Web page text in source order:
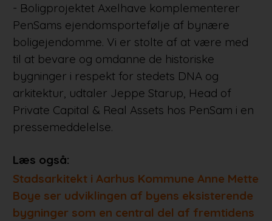
- Boligprojektet Axelhave komplementerer
PenSams ejendomsportefølje af bynære
boligejendomme. Vi er stolte af at være med
til at bevare og omdanne de historiske
bygninger i respekt for stedets DNA og
arkitektur, udtaler Jeppe Starup, Head of
Private Capital & Real Assets hos PenSam i en
pressemeddelelse.
Læs også:
Stadsarkitekt i Aarhus Kommune Anne Mette
Boye ser udviklingen af byens eksisterende
bygninger som en central del af fremtidens